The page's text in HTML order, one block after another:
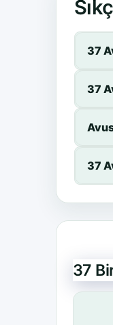
37
37
37
37